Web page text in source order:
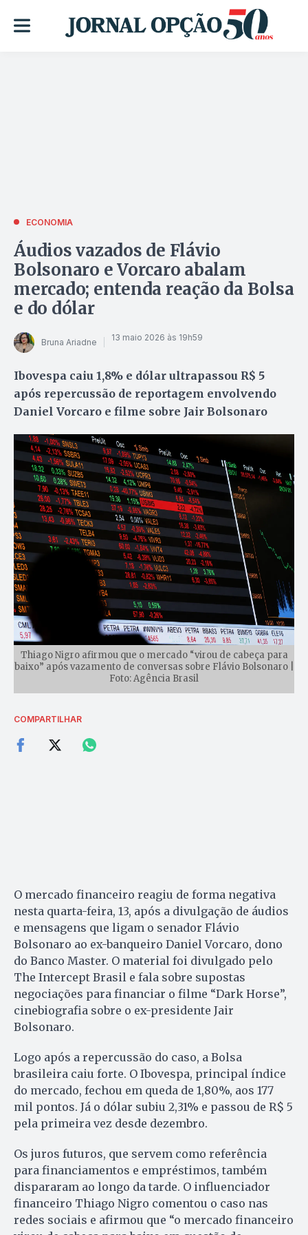
ECONOMIA
Áudios vazados de Flávio
Bolsonaro e Vorcaro abalam
mercado; entenda reação da Bolsa
e do dólar
Bruna Ariadne 13 maio 2026 às 19h59
Ibovespa caiu 1,8% e dólar ultrapassou R$ 5
após repercussão de reportagem envolvendo
Daniel Vorcaro e filme sobre Jair Bolsonaro
Thiago Nigro afirmou que o mercado “virou de cabeça para
baixo” após vazamento de conversas sobre Flávio Bolsonaro |
Foto: Agência Brasil
COMPARTILHAR
O mercado financeiro reagiu de forma negativa
nesta quarta-feira, 13, após a divulgação de áudios
e mensagens que ligam o senador Flávio
Bolsonaro ao ex-banqueiro Daniel Vorcaro, dono
do Banco Master. O material foi divulgado pelo
The Intercept Brasil e fala sobre supostas
negociações para financiar o filme “Dark Horse”,
cinebiografia sobre o ex-presidente Jair
Bolsonaro.
Logo após a repercussão do caso, a Bolsa
brasileira caiu forte. O Ibovespa, principal índice
do mercado, fechou em queda de 1,80%, aos 177
mil pontos. Já o dólar subiu 2,31% e passou de R$ 5
pela primeira vez desde dezembro.
Os juros futuros, que servem como referência
para financiamentos e empréstimos, também
dispararam ao longo da tarde. O influenciador
financeiro Thiago Nigro comentou o caso nas
redes sociais e afirmou que “o mercado financeiro